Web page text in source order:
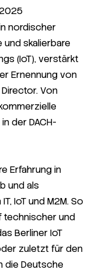
2025
nordischer
und skalierbare
(IoT), verstärkt
Ernennung von
Von
der DACH-
Erfahrung in
und als
IoT und M2M. So
technischer und
Berliner IoT
zuletzt für den
die Deutsche